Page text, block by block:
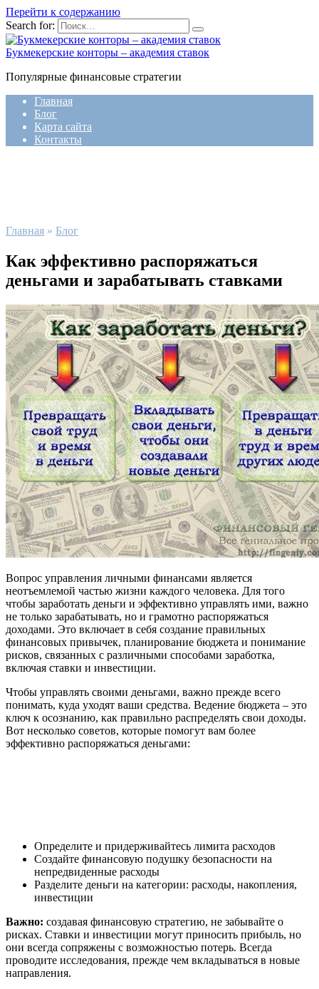
Перейти к содержанию
Search for:
Букмекерские конторы – академия ставок
Популярные финансовые стратегии
Главная
Блог
Карта сайта
Контакты
Главная » Блог
Как эффективно распоряжаться
деньгами и зарабатывать ставками
Вопрос управления личными финансами является
неотъемлемой частью жизни каждого человека. Для того
чтобы заработать деньги и эффективно управлять ими, важно
не только зарабатывать, но и грамотно распоряжаться
доходами. Это включает в себя создание правильных
финансовых привычек, планирование бюджета и понимание
рисков, связанных с различными способами заработка,
включая ставки и инвестиции.
Чтобы управлять своими деньгами, важно прежде всего
понимать, куда уходят ваши средства. Ведение бюджета – это
ключ к осознанию, как правильно распределять свои доходы.
Вот несколько советов, которые помогут вам более
эффективно распоряжаться деньгами:
Определите и придерживайтесь лимита расходов
Создайте финансовую подушку безопасности на
непредвиденные расходы
Разделите деньги на категории: расходы, накопления,
инвестиции
Важно: создавая финансовую стратегию, не забывайте о
рисках. Ставки и инвестиции могут приносить прибыль, но
они всегда сопряжены с возможностью потерь. Всегда
проводите исследования, прежде чем вкладываться в новые
направления.